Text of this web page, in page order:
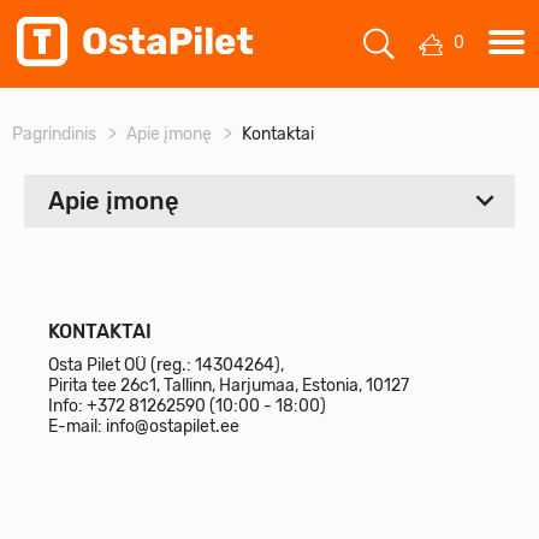
0
Pagrindinis Apie įmonę Kontaktai
Apie įmonę
Apie mus
Kontaktai
KONTAKTAI
Osta Pilet OÜ (reg.: 14304264),
Pirita tee 26c1, Tallinn, Harjumaa, Estonia, 10127
Info: +372 81262590 (10:00 - 18:00)
E-mail: info@ostapilet.ee